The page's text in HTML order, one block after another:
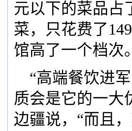
元以下的菜品占
菜，只花费了
馆高了一个档次。
“高端餐饮进
质会是它的一大
边疆说，“而且